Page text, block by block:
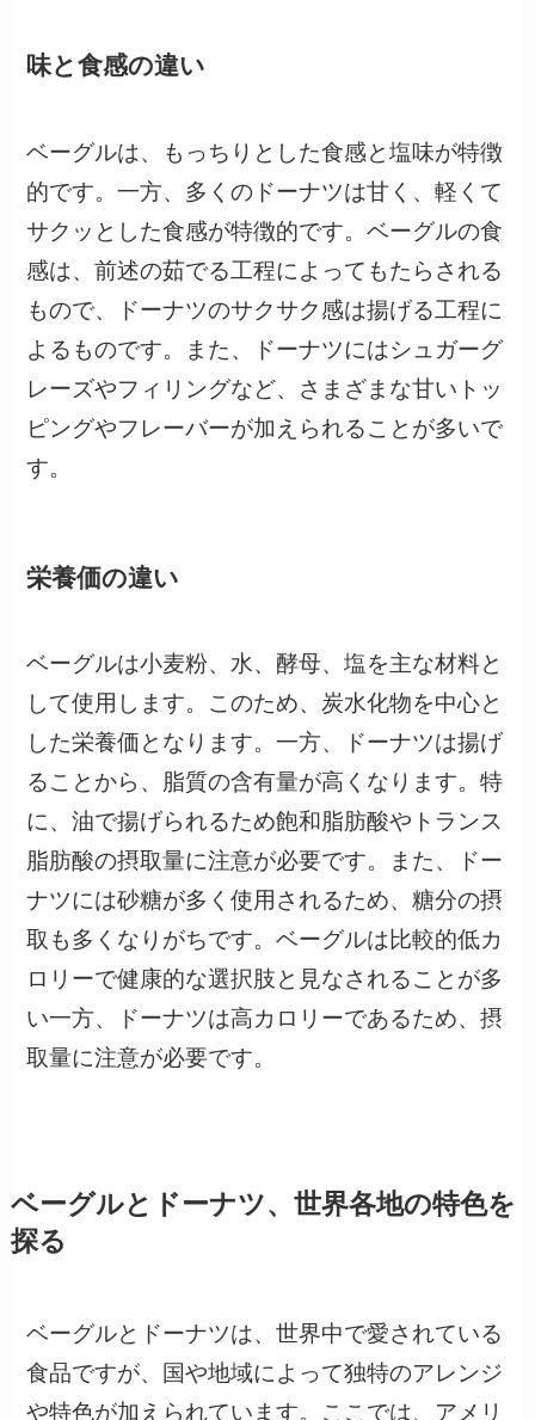
味と食感の違い
ベーグルは、もっちりとした食感と塩味が特徴
的です。一方、多くのドーナツは甘く、軽くて
サクッとした食感が特徴的です。ベーグルの食
感は、前述の茹でる工程によってもたらされる
もので、ドーナツのサクサク感は揚げる工程に
よるものです。また、ドーナツにはシュガーグ
レーズやフィリングなど、さまざまな甘いトッ
ピングやフレーバーが加えられることが多いで
す。
栄養価の違い
ベーグルは小麦粉、水、酵母、塩を主な材料と
して使用します。このため、炭水化物を中心と
した栄養価となります。一方、ドーナツは揚げ
ることから、脂質の含有量が高くなります。特
に、油で揚げられるため飽和脂肪酸やトランス
脂肪酸の摂取量に注意が必要です。また、ドー
ナツには砂糖が多く使用されるため、糖分の摂
取も多くなりがちです。ベーグルは比較的低カ
ロリーで健康的な選択肢と見なされることが多
い一方、ドーナツは高カロリーであるため、摂
取量に注意が必要です。
ベーグルとドーナツ、世界各地の特色を
探る
ベーグルとドーナツは、世界中で愛されている
食品ですが、国や地域によって独特のアレンジ
や特色が加えられています。ここでは、アメリ